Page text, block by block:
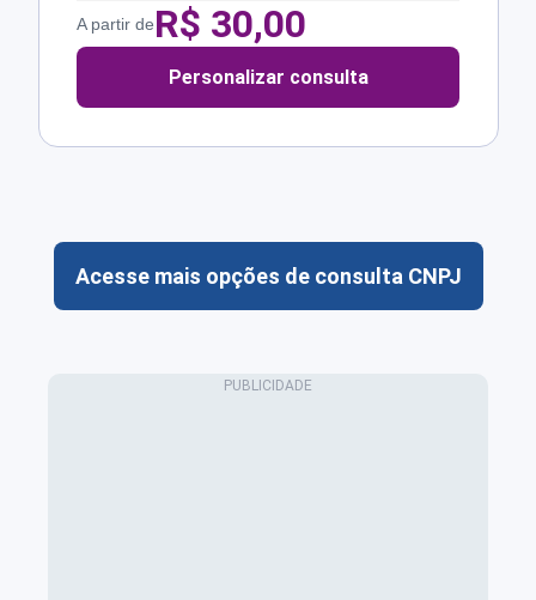
A partir deR$ 30,00
Personalizar consulta
Acesse mais opções de consulta CNPJ